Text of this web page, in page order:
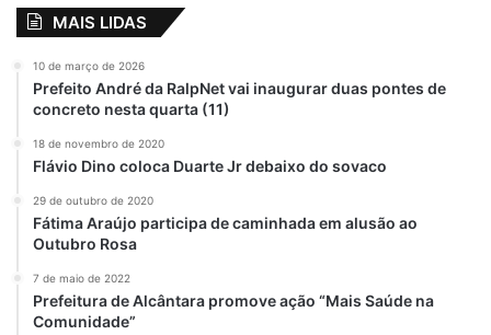
MAIS LIDAS
10 de março de 2026
Prefeito André da RalpNet vai inaugurar duas pontes de
concreto nesta quarta (11)
18 de novembro de 2020
Flávio Dino coloca Duarte Jr debaixo do sovaco
29 de outubro de 2020
Fátima Araújo participa de caminhada em alusão ao
Outubro Rosa
7 de maio de 2022
Prefeitura de Alcântara promove ação “Mais Saúde na
Comunidade”